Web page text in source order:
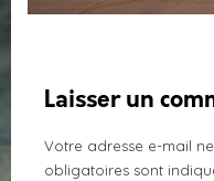
Laisser un
Votre adresse e-mail
obligatoires sont